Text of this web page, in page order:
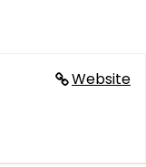
Website